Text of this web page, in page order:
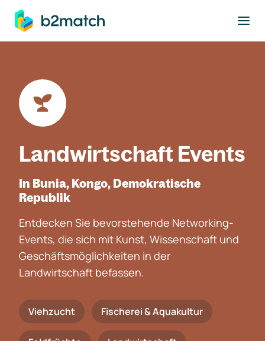
springen
Landwirtschaft Events
In Bunia, Kongo, Demokratische
Republik
Entdecken Sie bevorstehende Networking-
Events, die sich mit Kunst, Wissenschaft und
Geschäftsmöglichkeiten in der
Landwirtschaft befassen.
Viehzucht Fischerei & Aquakultur